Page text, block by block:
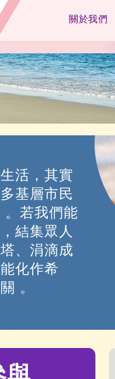
關於我們
活，其實
基層市民
若我們能
結集眾人
、涓滴成
化作希
。